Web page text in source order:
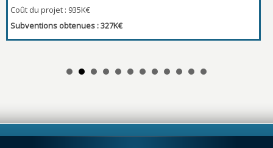
Coût du projet : 935K€
Subventions obtenues : 327K€